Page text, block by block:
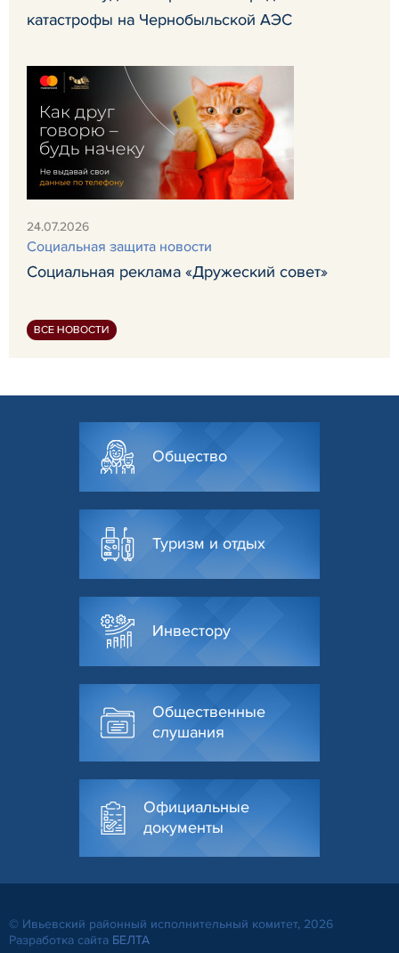
катастрофы на Чернобыльской АЭС
24.07.2026
Социальная защита новости
Социальная реклама «Дружеский совет»
ВСЕ НОВОСТИ
Общество
Туризм и отдых
Инвестору
Общественные
слушания
Официальные
документы
© Ивьевский районный исполнительный комитет, 2026
Разработка сайта БЕЛТА